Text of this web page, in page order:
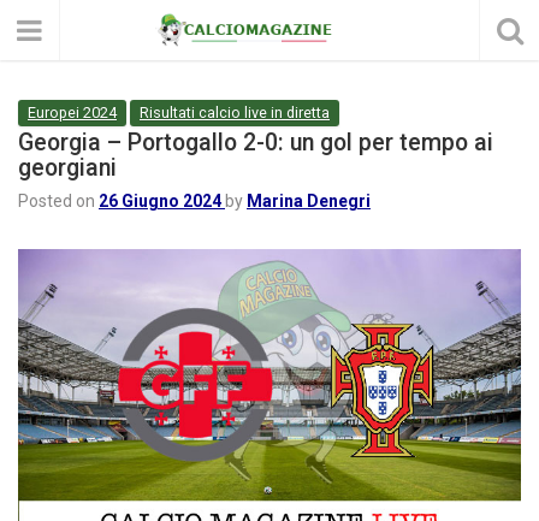
Europei 2024 Risultati calcio live in diretta
Georgia – Portogallo 2-0: un gol per tempo ai
georgiani
Posted on 26 Giugno 2024 by Marina Denegri